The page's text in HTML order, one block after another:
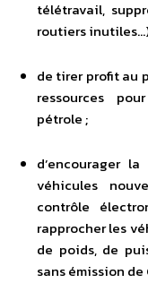
télétravail,
routiers
de tirer profit au
ressources
pétrole ;
d’encourager
véhicules
contrôle
rapprocher les
de poids, de
sans émission de